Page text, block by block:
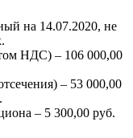
на 14.07.2020, не
НДС) – 106 000,00
– 53 000,00
– 5 300,00 руб.